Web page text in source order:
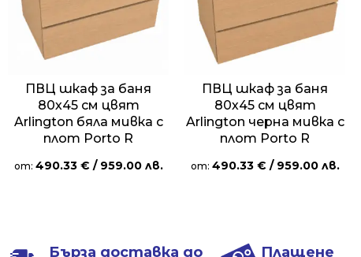
ПВЦ шкаф за баня
80х45 см цвят
Arlington бяла мивка с
плот Porto R
от: 490.33 € / 959.00 лв.
ПВЦ шкаф за баня
80х45 см цвят
Arlington черна мивка с
плот Porto R
от: 490.33 € / 959.00 лв.
Бърза доставка до
Плащене